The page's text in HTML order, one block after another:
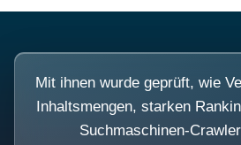
Mit ihnen wurde geprüft, wie
Inhaltsmengen, starken
Suchmaschinen-